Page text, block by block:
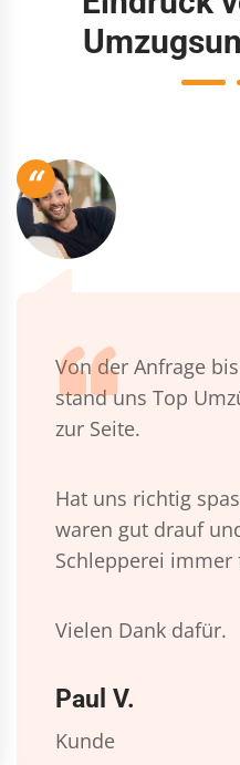
“
Von der Anfrage
stand uns Top
zur Seite.
Hat uns richtig
waren gut drauf
Schlepperei
Vielen Dank dafür.
Paul V.
Kunde